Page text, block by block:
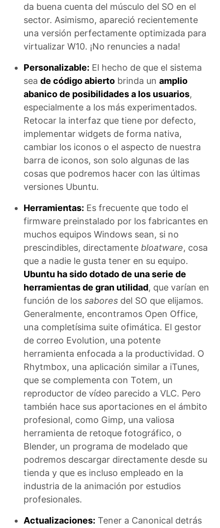
da buena cuenta del músculo del SO en el
sector. Asimismo, apareció recientemente
una versión perfectamente optimizada para
virtualizar W10. ¡No renuncies a nada!
Personalizable: El hecho de que el sistema
sea de código abierto brinda un amplio
abanico de posibilidades a los usuarios,
especialmente a los más experimentados.
Retocar la interfaz que tiene por defecto,
implementar widgets de forma nativa,
cambiar los iconos o el aspecto de nuestra
barra de iconos, son solo algunas de las
cosas que podremos hacer con las últimas
versiones Ubuntu.
Herramientas: Es frecuente que todo el
firmware preinstalado por los fabricantes en
muchos equipos Windows sean, si no
prescindibles, directamente bloatware, cosa
que a nadie le gusta tener en su equipo.
Ubuntu ha sido dotado de una serie de
herramientas de gran utilidad, que varían en
función de los sabores del SO que elijamos.
Generalmente, encontramos Open Office,
una completísima suite ofimática. El gestor
de correo Evolution, una potente
herramienta enfocada a la productividad. O
Rhytmbox, una aplicación similar a iTunes,
que se complementa con Totem, un
reproductor de vídeo parecido a VLC. Pero
también hace sus aportaciones en el ámbito
profesional, como Gimp, una valiosa
herramienta de retoque fotográfico, o
Blender, un programa de modelado que
podremos descargar directamente desde su
tienda y que es incluso empleado en la
industria de la animación por estudios
profesionales.
Actualizaciones: Tener a Canonical detrás